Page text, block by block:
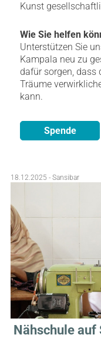
Kunst
Wie Sie helfen
Unterstützen Sie
Kampala neu zu
dafür sorgen, dass
Träume
kann.
Spende
18.12.2025 - Sansibar
Nähschule auf